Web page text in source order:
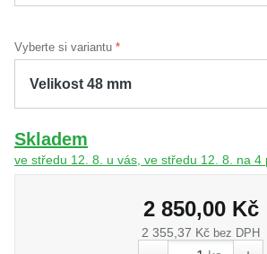
Vyberte si variantu
Skladem
ve středu 12. 8. u vás, ve středu 12. 8. na 4
2 850,00 Kč
2 355,37 Kč bez DPH